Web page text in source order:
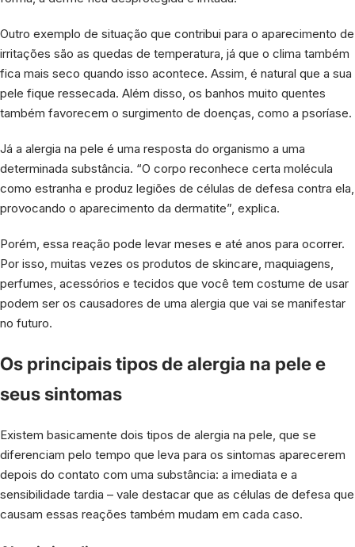
Outro exemplo de situação que contribui para o aparecimento de
irritações são as quedas de temperatura, já que o clima também
fica mais seco quando isso acontece. Assim, é natural que a sua
pele fique ressecada. Além disso, os banhos muito quentes
também favorecem o surgimento de doenças, como a psoríase.
Já a alergia na pele é uma resposta do organismo a uma
determinada substância. “O corpo reconhece certa molécula
como estranha e produz legiões de células de defesa contra ela,
provocando o aparecimento da dermatite”, explica.
Porém, essa reação pode levar meses e até anos para ocorrer.
Por isso, muitas vezes os produtos de skincare, maquiagens,
perfumes, acessórios e tecidos que você tem costume de usar
podem ser os causadores de uma alergia que vai se manifestar
no futuro.
Os principais tipos de alergia na pele e
seus sintomas
Existem basicamente dois tipos de alergia na pele, que se
diferenciam pelo tempo que leva para os sintomas aparecerem
depois do contato com uma substância: a imediata e a
sensibilidade tardia – vale destacar que as células de defesa que
causam essas reações também mudam em cada caso.